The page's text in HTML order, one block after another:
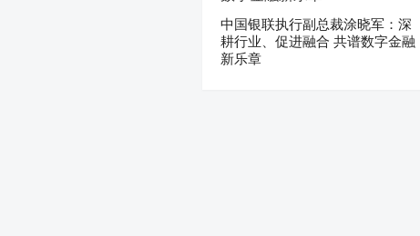
中国银联执行副总裁涂晓军：深
耕行业、促进融合 共谱数字金融
新乐章